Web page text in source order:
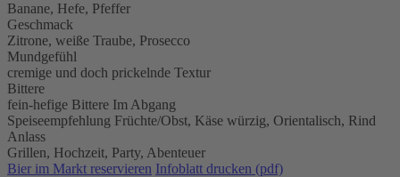
Banane, Hefe, Pfeffer
Geschmack
Zitrone, weiße Traube, Prosecco
Mundgefühl
cremige und doch prickelnde Textur
Bittere
fein-hefige Bittere Im Abgang
Speiseempfehlung Früchte/Obst, Käse würzig, Orientalisch, Rind
Anlass
Grillen, Hochzeit, Party, Abenteuer
Bier im Markt reservieren Infoblatt drucken (pdf)